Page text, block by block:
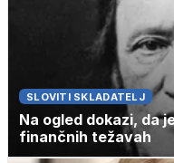
SLOVITI SKLADATELJ
Na ogled dokazi, da
finančnih težavah